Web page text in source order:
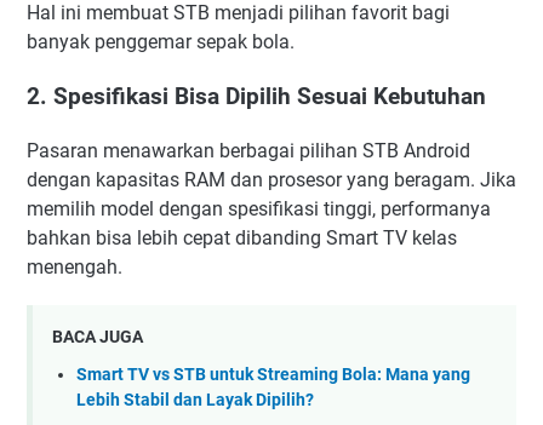
Hal ini membuat STB menjadi pilihan favorit bagi
banyak penggemar sepak bola.
2. Spesifikasi Bisa Dipilih Sesuai Kebutuhan
Pasaran menawarkan berbagai pilihan STB Android
dengan kapasitas RAM dan prosesor yang beragam. Jika
memilih model dengan spesifikasi tinggi, performanya
bahkan bisa lebih cepat dibanding Smart TV kelas
menengah.
BACA JUGA
Smart TV vs STB untuk Streaming Bola: Mana yang
Lebih Stabil dan Layak Dipilih?